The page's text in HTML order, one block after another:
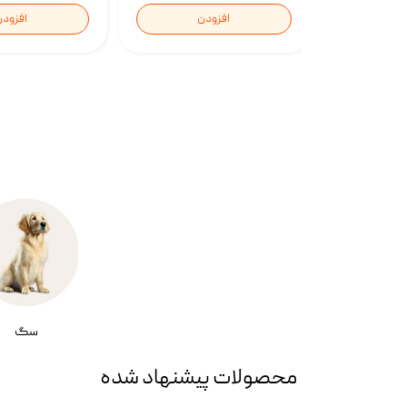
افزودن
سگ
محصولات پیشنهاد شده